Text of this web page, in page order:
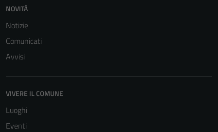
NOVITÀ
Notizie
Comunicati
Avvisi
VIVERE IL COMUNE
Luoghi
Eventi